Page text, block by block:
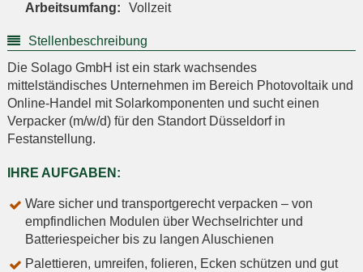
Arbeitsumfang:
Vollzeit
Stellenbeschreibung
Die Solago GmbH ist ein stark wachsendes
mittelständisches Unternehmen im Bereich Photovoltaik und
Online-Handel mit Solarkomponenten und sucht einen
Verpacker (m/w/d) für den Standort Düsseldorf in
Festanstellung.
IHRE AUFGABEN:
Ware sicher und transportgerecht verpacken – von
empfindlichen Modulen über Wechselrichter und
Batteriespeicher bis zu langen Aluschienen
Palettieren, umreifen, folieren, Ecken schützen und gut